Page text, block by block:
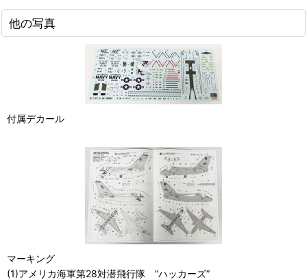
他の写真
付属デカール
マーキング
(1)アメリカ海軍第28対潜飛行隊 ”ハッカーズ”